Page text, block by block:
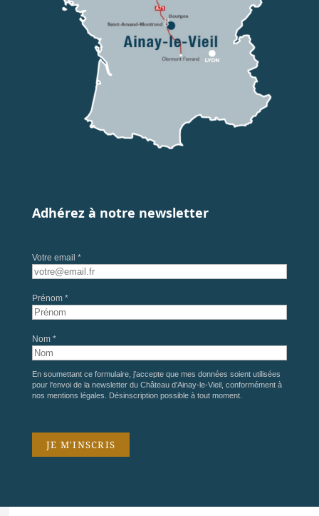
Adhérez à notre newsletter
Votre email *
Prénom *
Nom *
En soumettant ce formulaire, j'accepte que mes données soient utilisées
pour l'envoi de la newsletter du Château d'Ainay-le-Vieil, conformément à
nos mentions légales . Désinscription possible à tout moment.